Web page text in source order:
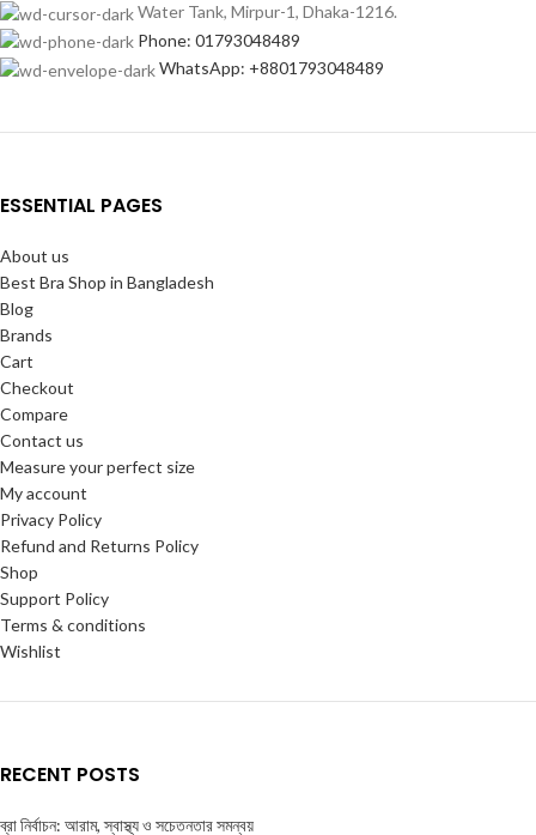
Water Tank, Mirpur-1, Dhaka-1216.
Phone: 01793048489
WhatsApp: +8801793048489
ESSENTIAL PAGES
About us
Best Bra Shop in Bangladesh
Blog
Brands
Cart
Checkout
Compare
Contact us
Measure your perfect size
My account
Privacy Policy
Refund and Returns Policy
Shop
Support Policy
Terms & conditions
Wishlist
RECENT POSTS
ব্রা নির্বাচন: আরাম, স্বাস্থ্য ও সচেতনতার সমন্বয়